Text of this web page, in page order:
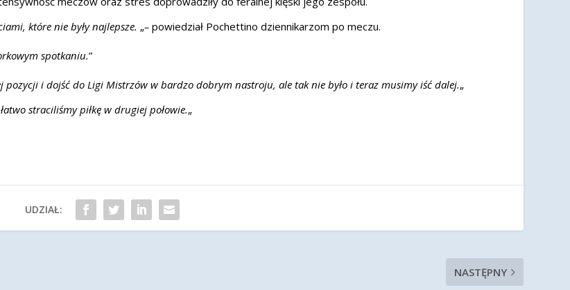
które nie były najlepsze. „– powiedział Pochettino dziennikarzom po meczu.
spotkaniu.”
i dojść do Ligi Mistrzów w bardzo dobrym nastroju, ale tak nie było i teraz musimy iść dalej.„
straciliśmy piłkę w drugiej połowie.„
UDZIAŁ:
NASTĘPNY